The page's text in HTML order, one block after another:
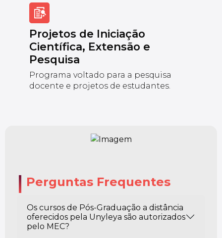
Projetos de Iniciação
Científica, Extensão e
Pesquisa
Programa voltado para a pesquisa
docente e projetos de estudantes.
Perguntas Frequentes
Os cursos de Pós-Graduação a distância
oferecidos pela Unyleya são autorizados
pelo MEC?